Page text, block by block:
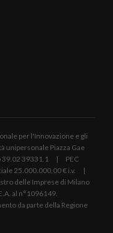
per l'Innovazione e gli
Piazza Gae
39.02 39331.1 | PEC
25.000.000,00 € i.v. |
delle Imprese di Milano
al n°1096149.
da parte della Regione